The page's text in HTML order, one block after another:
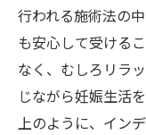
行われる施術法の
も安心して受ける
なく、むしろリラ
じながら妊娠生活
上のように、イン